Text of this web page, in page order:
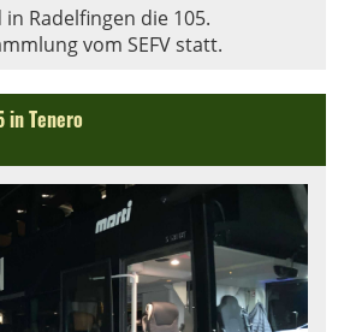
Radelfingen die 105.
vom SEFV statt.
in Tenero